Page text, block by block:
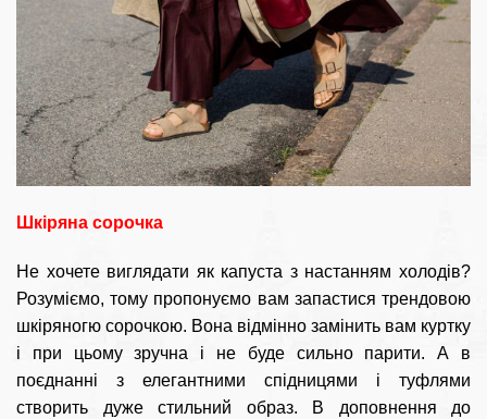
Шкіряна сорочка
Не хочете виглядати як капуста з настанням холодів?
Розуміємо, тому пропонуємо вам запастися трендовою
шкіряногю сорочкою. Вона відмінно замінить вам куртку
і при цьому зручна і не буде сильно парити. А в
поєднанні з елегантними спідницями і туфлями
створить дуже стильний образ. В доповнення до